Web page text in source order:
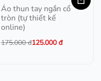
Áo thun tay ngắn cổ
tròn (tự thiết kế
online)
175.000đ125.000đ